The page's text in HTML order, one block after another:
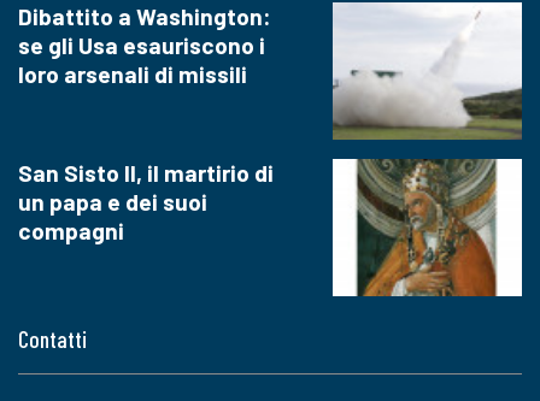
Contatti
Dibattito a Washington:
se gli Usa esauriscono i
loro arsenali di missili
San Sisto II, il martirio di
un papa e dei suoi
compagni